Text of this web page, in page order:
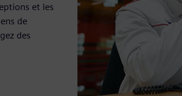
et les
de
des